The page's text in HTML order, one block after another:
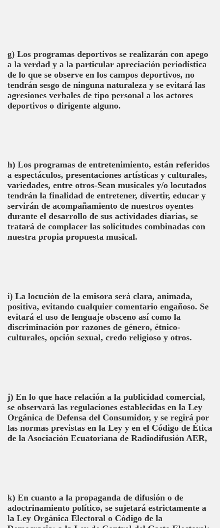
g) Los programas deportivos se realizarán con apego
a la verdad y a la particular apreciación periodística
de lo que se observe en los campos deportivos, no
tendrán sesgo de ninguna naturaleza y se evitará las
agresiones verbales de tipo personal a los actores
deportivos o dirigente alguno.
h) Los programas de entretenimiento, están referidos
a espectáculos, presentaciones artísticas y culturales,
variedades, entre otros-Sean musicales y/o locutados
tendrán la finalidad de entretener, divertir, educar y
servirán de acompañamiento de nuestros oyentes
durante el desarrollo de sus actividades diarias, se
tratará de complacer las solicitudes combinadas con
nuestra propia propuesta musical.
i) La locución de la emisora será clara, animada,
positiva, evitando cualquier comentario engañoso. Se
evitará el uso de lenguaje obsceno así como la
discriminación por razones de género, étnico-
culturales, opción sexual, credo religioso y otros.
j) En lo que hace relación a la publicidad comercial,
se observará las regulaciones establecidas en la Ley
Orgánica de Defensa del Consumidor, y se regirá por
las normas previstas en la Ley y en el Código de Ética
de la Asociación Ecuatoriana de Radiodifusión AER,
k) En cuanto a la propaganda de difusión o de
adoctrinamiento político, se sujetará estrictamente a
la Ley Orgánica Electoral o Código de la